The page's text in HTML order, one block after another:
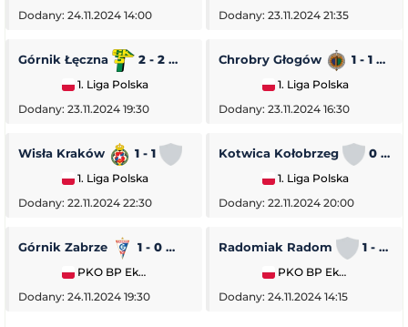
Dodany: 24.11.2024 14:00 Dodany: 23.11.2024 21:35
Górnik Łęczna 2 - 2 GKS Tychy
1. Liga Polska
Dodany: 23.11.2024 19:30
Chrobry Głogów 1 - 1
1. Liga Polska
Dodany: 23.11.2024 16:30
Wisła Kraków 1 - 1 Stal Rzeszów
1. Liga Polska
Dodany: 22.11.2024 22:30
Kotwica Kołobrzeg 0 - 5
1. Liga Polska
Dodany: 22.11.2024 20:00
Górnik Zabrze 1 - 0 Piast Gliwice
PKO BP Ekstraklasa
Dodany: 24.11.2024 19:30
Radomiak Radom 1 - 2
PKO BP Ekstraklasa
Dodany: 24.11.2024 14:15